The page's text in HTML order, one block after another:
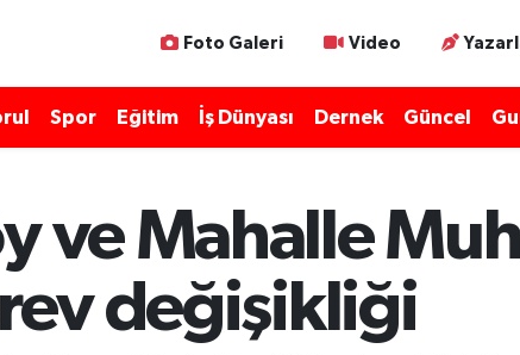
Foto Galeri Video
Spor Eğitim İş Dünyası Dernek Güncel
ve Mahalle
değişikliği